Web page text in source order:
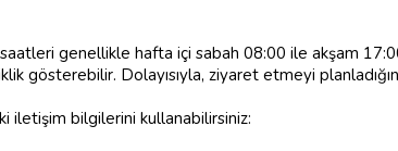
genellikle hafta içi sabah 08:00 ile akşam
gösterebilir. Dolayısıyla, ziyaret etmeyi
iletişim bilgilerini kullanabilirsiniz: